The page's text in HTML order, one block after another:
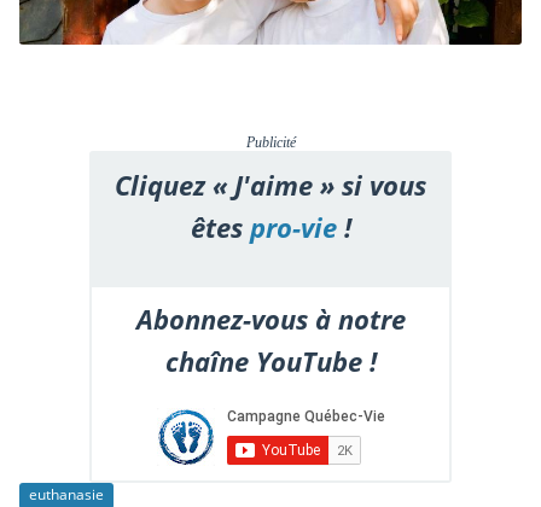
Publicité
Cliquez « J'aime » si vous
êtespro-vie!
Abonnez-vous à notre
chaîne YouTube !
euthanasie